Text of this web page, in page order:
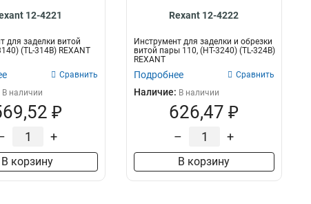
12-4221
для заделки витой
(TL-314B) REXANT
Сравнить
В наличии
₽
+
В корзину
Rexant 12-4222
Инструмент для заделки и обрезки
витой пары 110, (HT-3240) (TL-324B)
REXANT
Подробнее Сравнить
Наличие: В наличии
626,47 ₽
– +
В корзину